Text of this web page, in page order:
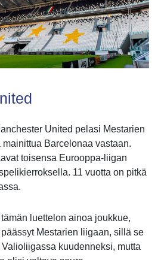
United pelasi Mestarien
Barcelonaa vastaan.
toisensa Eurooppa-liigan
11 vuotta on pitkä
luettelon ainoa joukkue,
Mestarien liigaan, sillä se
kuudenneksi, mutta